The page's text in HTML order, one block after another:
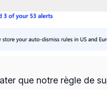
que notre règle de